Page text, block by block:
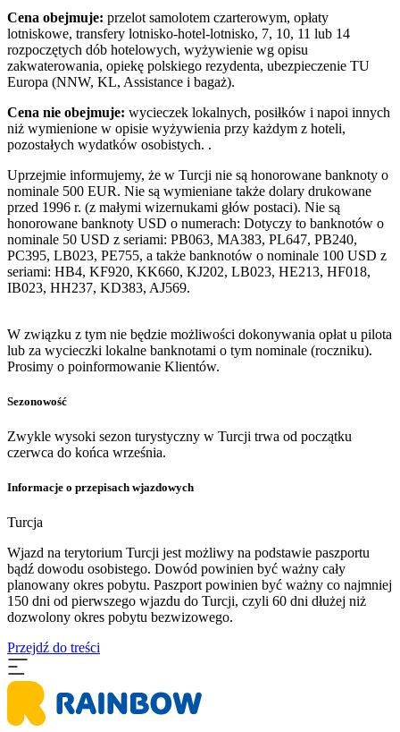
Cena obejmuje: przelot samolotem czarterowym, opłaty
lotniskowe, transfery lotnisko-hotel-lotnisko, 7, 10, 11 lub 14
rozpoczętych dób hotelowych, wyżywienie wg opisu
zakwaterowania, opiekę polskiego rezydenta, ubezpieczenie TU
Europa (NNW, KL, Assistance i bagaż).
Cena nie obejmuje: wycieczek lokalnych, posiłków i napoi innych
niż wymienione w opisie wyżywienia przy każdym z hoteli,
pozostałych wydatków osobistych. .
Uprzejmie informujemy, że w Turcji nie są honorowane banknoty o
nominale 500 EUR. Nie są wymieniane także dolary drukowane
przed 1996 r. (z małymi wizernukami głów postaci). Nie są
honorowane banknoty USD o numerach: Dotyczy to banknotów o
nominale 50 USD z seriami: PB063, MA383, PL647, PB240,
PC395, LB023, PE755, a także banknotów o nominale 100 USD z
seriami: HB4, KF920, KK660, KJ202, LB023, HE213, HF018,
IB023, HH237, KD383, AJ569.
W związku z tym nie będzie możliwości dokonywania opłat u pilota
lub za wycieczki lokalne banknotami o tym nominale (roczniku).
Prosimy o poinformowanie Klientów.
Sezonowość
Zwykle wysoki sezon turystyczny w Turcji trwa od początku
czerwca do końca września.
Informacje o przepisach wjazdowych
Turcja
Wjazd na terytorium Turcji jest możliwy na podstawie paszportu
bądź dowodu osobistego. Dowód powinien być ważny cały
planowany okres pobytu. Paszport powinien być ważny co najmniej
150 dni od pierwszego wjazdu do Turcji, czyli 60 dni dłużej niż
dozwolony okres pobytu bezwizowego.
Przejdź do treści